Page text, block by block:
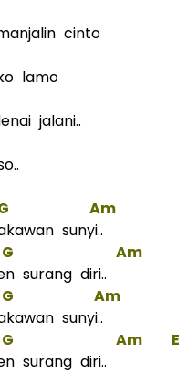
cinto
lamo
jalani..
Am
sunyi..
G
Am
surang diri..
G
Am
sunyi..
G Am
E
surang diri..